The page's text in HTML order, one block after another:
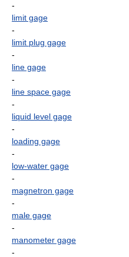
-
limit gage
-
limit plug gage
-
line gage
-
line space gage
-
liquid level gage
-
loading gage
-
low-water gage
-
magnetron gage
-
male gage
-
manometer gage
-